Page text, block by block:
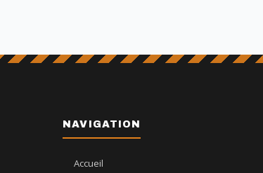
NAVIGATION
Accueil